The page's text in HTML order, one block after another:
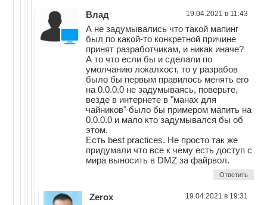
Влад 19.04.2021 в 11:43
А не задумывались что такой мапинг
был по какой-то конкретной причине
принят разработчикам, и никак иначе?
А то что если бы и сделали по
умолчанию локалхост, то у разрабов
было бы первым правилось менять его
на 0.0.0.0 не задумываясь, поверьте,
везде в интернете в "манах для
чайников" было бы примером мапить на
0.0.0.0 и мало кто задумывался бы об
этом.
Есть best practices. Не просто так же
придумали что все к чему есть доступ с
мира выносить в DMZ за файрвол.
Ответить
Zerox 19.04.2021 в 19:31